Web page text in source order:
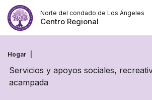
Saltar
contenido
Norte del condado de Los Ángeles
Centro Regional
Hogar
Servicios y apoyos sociales,
acampada